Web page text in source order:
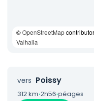
©OpenStreetMap
Valhalla
vers Poissy
312 km·2h56·péages